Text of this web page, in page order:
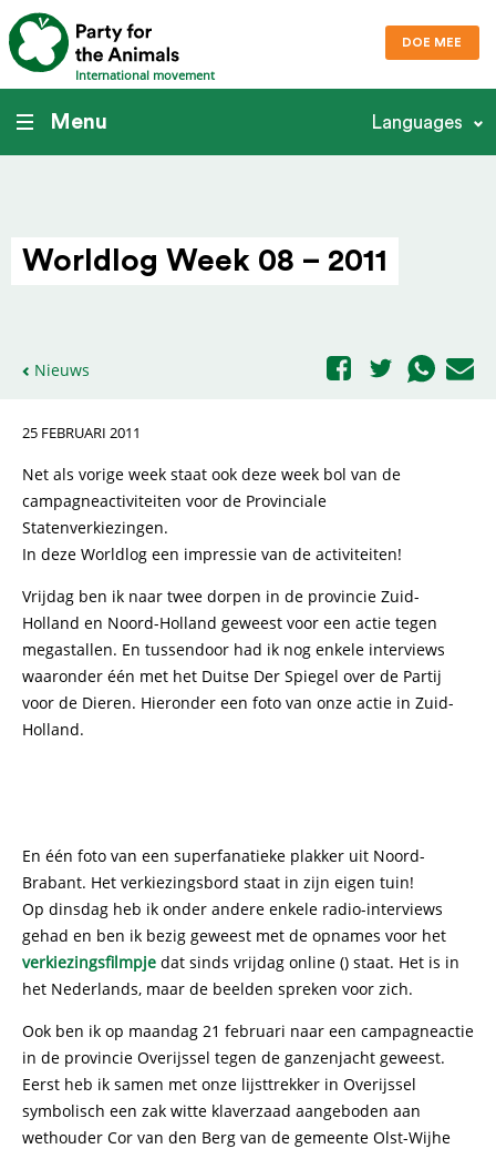
International movement
DOE MEE
Menu Languages
Worldlog Week 08 – 2011
Nieuws
25 FEBRUARI 2011
Net als vorige week staat ook deze week bol van de
campagneactiviteiten voor de Provinciale
Statenverkiezingen.
In deze Worldlog een impressie van de activiteiten!
Vrijdag ben ik naar twee dorpen in de provincie Zuid-
Holland en Noord-Holland geweest voor een actie tegen
megastallen. En tussendoor had ik nog enkele interviews
waaronder één met het Duitse Der Spiegel over de Partij
voor de Dieren. Hieronder een foto van onze actie in Zuid-
Holland.
En één foto van een superfanatieke plakker uit Noord-
Brabant. Het verkiezingsbord staat in zijn eigen tuin!
Op dinsdag heb ik onder andere enkele radio-interviews
gehad en ben ik bezig geweest met de opnames voor het
verkiezingsfilmpje dat sinds vrijdag online () staat. Het is in
het Nederlands, maar de beelden spreken voor zich.
Ook ben ik op maandag 21 februari naar een campagneactie
in de provincie Overijssel tegen de ganzenjacht geweest.
Eerst heb ik samen met onze lijsttrekker in Overijssel
symbolisch een zak witte klaverzaad aangeboden aan
wethouder Cor van den Berg van de gemeente Olst-Wijhe